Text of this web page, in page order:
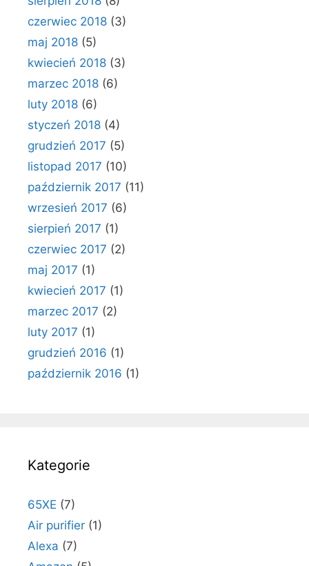
czerwiec 2018 (3)
maj 2018 (5)
kwiecień 2018 (3)
marzec 2018 (6)
luty 2018 (6)
styczeń 2018 (4)
grudzień 2017 (5)
listopad 2017 (10)
październik 2017 (11)
wrzesień 2017 (6)
sierpień 2017 (1)
czerwiec 2017 (2)
maj 2017 (1)
kwiecień 2017 (1)
marzec 2017 (2)
luty 2017 (1)
grudzień 2016 (1)
październik 2016 (1)
Kategorie
65XE (7)
Air purifier (1)
Alexa (7)